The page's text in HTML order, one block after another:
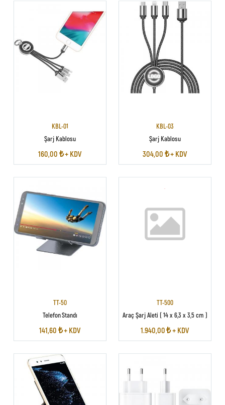
KBL-01
Şarj Kablosu
160,00 ₺ + KDV
KBL-03
Şarj Kablosu
304,00 ₺ + KDV
TT-50
Telefon Standı
141,60 ₺ + KDV
TT-500
Araç Şarj Aleti ( 14 x 6,3 x 3,5 cm )
1.940,00 ₺ + KDV